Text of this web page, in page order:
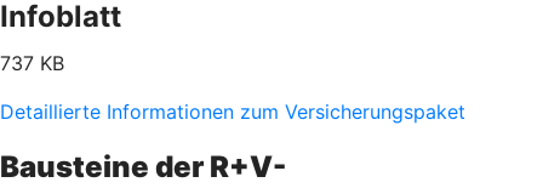
Infoblatt
737 KB
Detaillierte Informationen zum Versicherungspaket
Bausteine der R+V-